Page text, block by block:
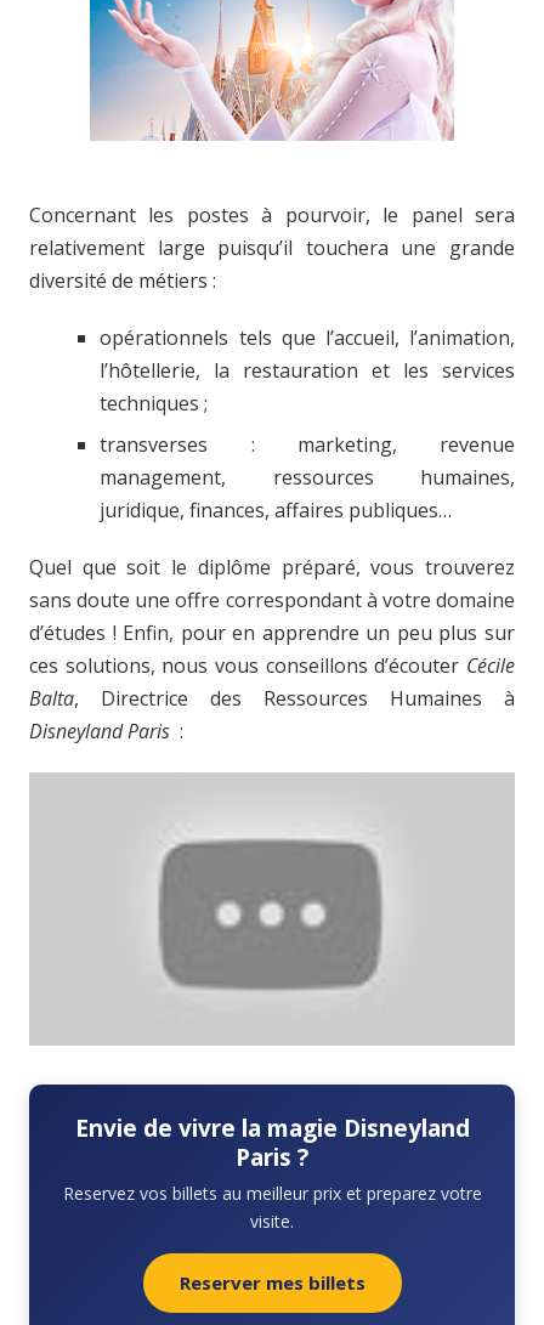
Concernant les postes à pourvoir, le panel sera
relativement large puisqu’il touchera une grande
diversité de métiers :
opérationnels tels que l’accueil, l’animation,
l’hôtellerie, la restauration et les services
techniques ;
transverses : marketing, revenue
management, ressources humaines,
juridique, finances, affaires publiques…
Quel que soit le diplôme préparé, vous trouverez
sans doute une offre correspondant à votre domaine
d’études ! Enfin, pour en apprendre un peu plus sur
ces solutions, nous vous conseillons d’écouter Cécile
Balta, Directrice des Ressources Humaines à
Disneyland Paris :
Envie de vivre la magie Disneyland
Paris ?
Reservez vos billets au meilleur prix et preparez votre
visite.
Reserver mes billets